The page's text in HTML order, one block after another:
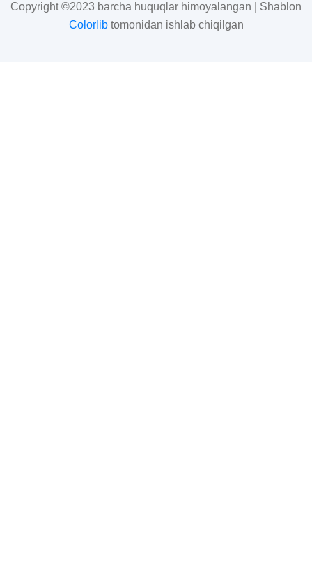
Copyright ©2023 barcha huquqlar himoyalangan | Shablon
Colorlibtomonidan ishlab chiqilgan